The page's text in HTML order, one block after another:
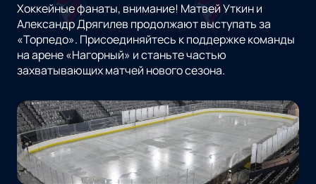
Хоккейные фанаты, внимание! Матвей Уткин и
Александр Дрягилев продолжают выступать за
«Торпедо». Присоединяйтесь к поддержке команды
на арене «Нагорный» и станьте частью
захватывающих матчей нового сезона.